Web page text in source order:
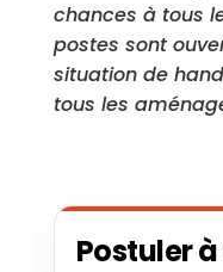
chances à tous
postes sont
situation de
tous les
Postuler